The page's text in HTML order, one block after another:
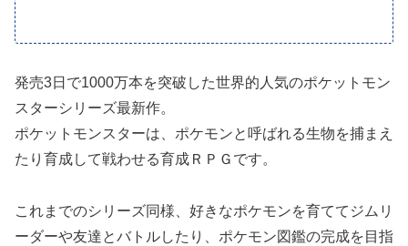
発売3日で1000万本を突破した世界的人気のポケットモン
スターシリーズ最新作。
ポケットモンスターは、ポケモンと呼ばれる生物を捕まえ
たり育成して戦わせる育成ＲＰＧです。
これまでのシリーズ同様、好きなポケモンを育ててジムリ
ーダーや友達とバトルしたり、ポケモン図鑑の完成を目指